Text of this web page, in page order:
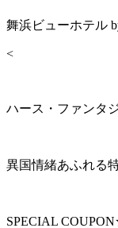
舞浜ビューホテル
<
ハース・ファンタ
異国情緒あふれる
SPECIAL